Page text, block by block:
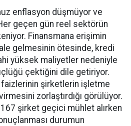
enflasyon düşmüyor ve
geçen gün reel sektörün
Finansmana erişimin
gelmesinin ötesinde, kredi
yüksek maliyetler nedeniyle
çektiğini dile getiriyor.
şirketlerin işletme
zorlaştırdığı görülüyor.
şirket geçici mühlet alırken
durumun